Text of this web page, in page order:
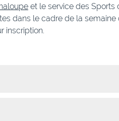
et le service des Sports
dans le cadre de la semaine
inscription.